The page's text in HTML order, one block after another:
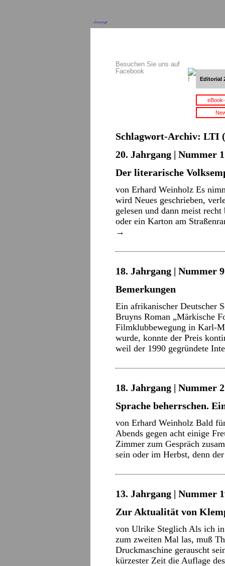
Anzeige
Besuchen Sie uns auf
Facebook
Editorial
Schlagwort-Archiv: LTI
20. Jahrgang | Nummer
Der literarische
von Erhard Weinholz Es
wird Neues geschrieben,
gelesen und dann meist
oder ein Karton am
→
18. Jahrgang | Nummer
Bemerkungen
Ein afrikanischer Deutscher
Bruyns Roman „Märkische
Filmklubbewegung in Karl-
wurde, konnte der Preis
weil der 1990 gegründete
18. Jahrgang | Nummer
Sprache beherrschen.
von Erhard Weinholz Bald
Abends gegen acht einige
Zimmer zum Gespräch
sein oder im Herbst, denn
13. Jahrgang | Nummer
Zur Aktualität von
von Ulrike Steglich Als ich
zum zweiten Mal las, muß
Druckmaschine gerauscht
kürzester Zeit die Auflage